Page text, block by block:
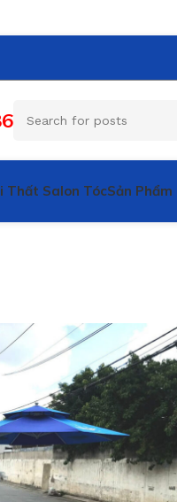
Thất Salon TócSản Phẩm